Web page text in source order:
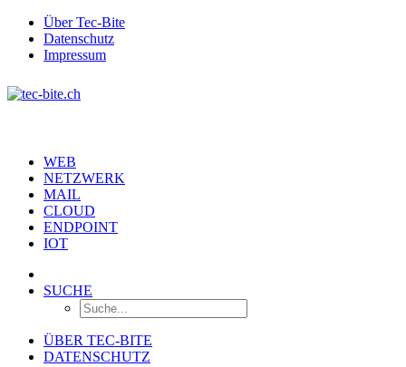
Über Tec-Bite
Datenschutz
Impressum
WEB
NETZWERK
MAIL
CLOUD
ENDPOINT
IOT
SUCHE
ÜBER TEC-BITE
DATENSCHUTZ